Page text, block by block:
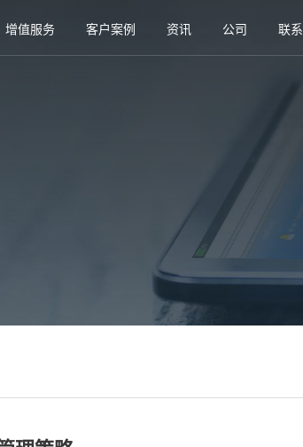
增值服务 客户案例 资讯 公司 联系